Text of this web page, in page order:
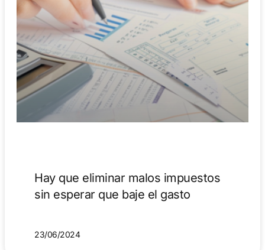
Hay que eliminar malos impuestos
sin esperar que baje el gasto
23/06/2024